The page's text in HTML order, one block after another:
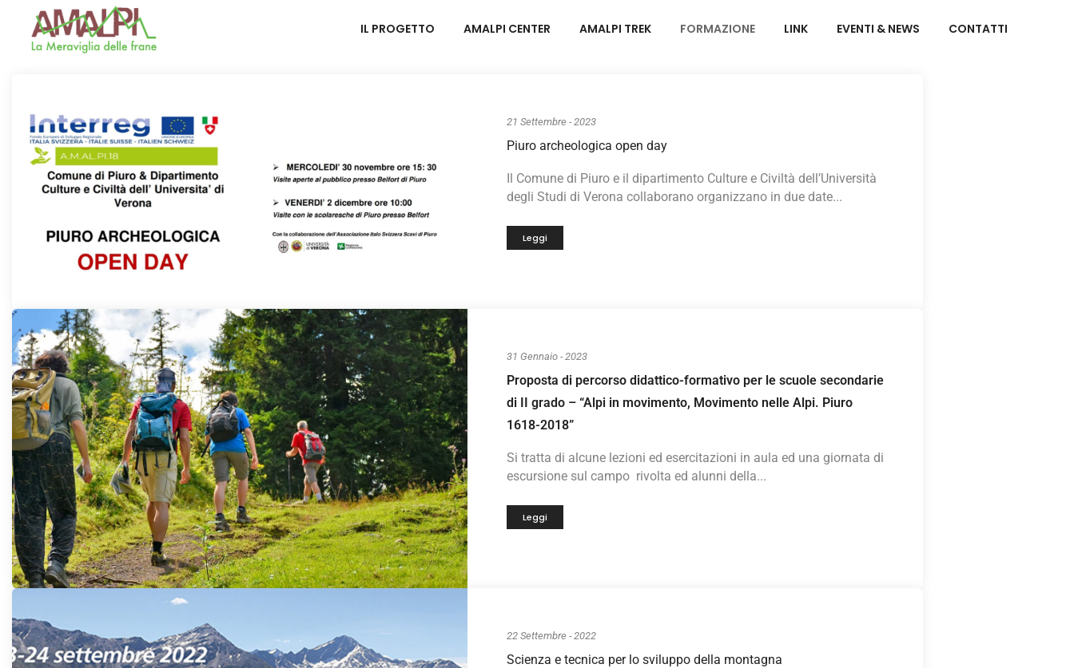
IL PROGETTO AMALPI CENTER AMALPI TREK FORMAZIONE LINK EVENTI & NEWS CONTATTI
Amalpi
Formazione
21 Settembre - 2023
Piuro archeologica open day
Il Comune di Piuro e il dipartimento Culture e Civiltà dell’Università
degli Studi di Verona collaborano organizzano in due date...
Leggi
31 Gennaio - 2023
Proposta di percorso didattico-formativo per le scuole secondarie
di II grado – “Alpi in movimento, Movimento nelle Alpi. Piuro
1618-2018”
Si tratta di alcune lezioni ed esercitazioni in aula ed una giornata di
escursione sul campo rivolta ed alunni della...
Leggi
22 Settembre - 2022
Scienza e tecnica per lo sviluppo della montagna